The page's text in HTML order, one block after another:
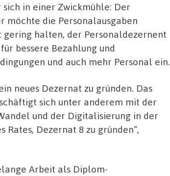
sich in einer Zwickmühle: Der
möchte die Personalausgaben
gering halten, der Personaldezernent
bessere Bezahlung und
und auch mehr Personal ein.
neues Dezernat zu gründen. Das
sich unter anderem mit der
und der Digitalisierung in der
Rates, Dezernat 8 zu gründen“,
Arbeit als Diplom-